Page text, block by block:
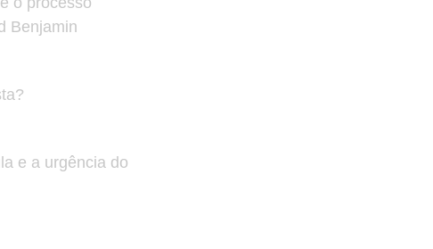
Benjamin
e a urgência do